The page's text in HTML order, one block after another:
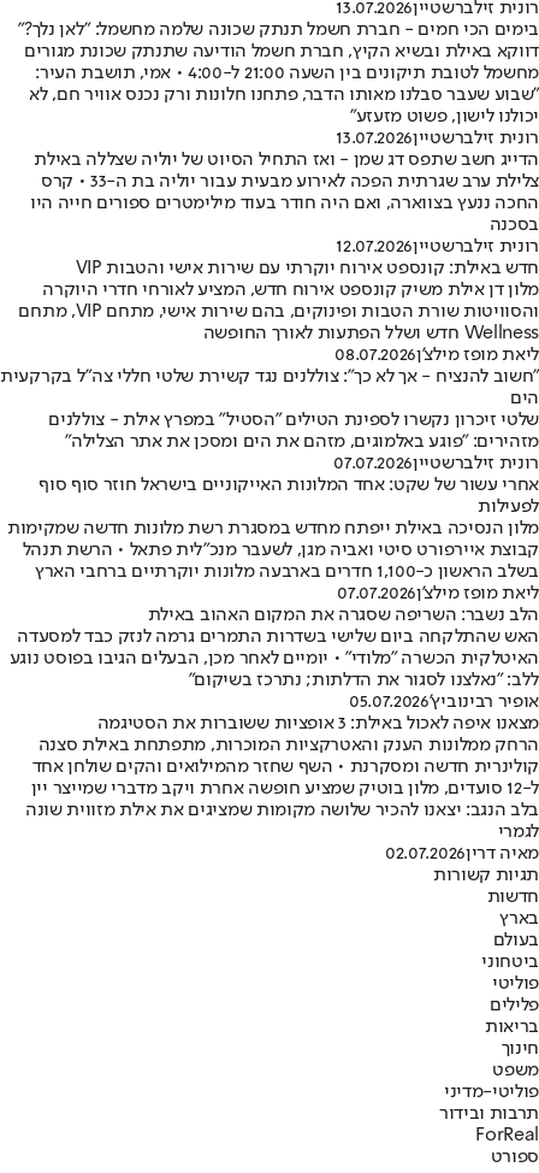
רונית זילברשטיין13.07.2026
בימים הכי חמים - חברת חשמל תנתק שכונה שלמה מחשמל: "לאן נלך?"
דווקא באילת ובשיא הקיץ, חברת חשמל הודיעה שתנתק שכונת מגורים
מחשמל לטובת תיקונים בין השעה 21:00 ל-4:00 • אמי, תושבת העיר:
"שבוע שעבר סבלנו מאותו הדבר, פתחנו חלונות ורק נכנס אוויר חם, לא
יכולנו לישון, פשוט מזעזע"
רונית זילברשטיין13.07.2026
הדייג חשב שתפס דג שמן - ואז התחיל הסיוט של יוליה שצללה באילת
צלילת ערב שגרתית הפכה לאירוע מבעית עבור יוליה בת ה-33 • קרס
החכה ננעץ בצווארה, ואם היה חודר בעוד מילימטרים ספורים חייה היו
בסכנה
רונית זילברשטיין12.07.2026
חדש באילת: קונספט אירוח יוקרתי עם שירות אישי והטבות VIP
מלון דן אילת משיק קונספט אירוח חדש, המציע לאורחי חדרי היוקרה
והסוויטות שורת הטבות ופינוקים, בהם שירות אישי, מתחם VIP, מתחם
Wellness חדש ושלל הפתעות לאורך החופשה
ליאת מופז מילצ'ן08.07.2026
"חשוב להנציח - אך לא כך": צוללנים נגד קשירת שלטי חללי צה"ל בקרקעית
הים
שלטי זיכרון נקשרו לספינת הטילים "הסטיל" במפרץ אילת - צוללנים
מזהירים: "פוגע באלמוגים, מזהם את הים ומסכן את אתר הצלילה"
רונית זילברשטיין07.07.2026
אחרי עשור של שקט: אחד המלונות האייקוניים בישראל חוזר סוף סוף
לפעילות
מלון הנסיכה באילת ייפתח מחדש במסגרת רשת מלונות חדשה שמקימות
קבוצת איירפורט סיטי ואביה מגן, לשעבר מנכ"לית פתאל • הרשת תנהל
בשלב הראשון כ-1,100 חדרים בארבעה מלונות יוקרתיים ברחבי הארץ
ליאת מופז מילצ'ן07.07.2026
הלב נשבר: השריפה שסגרה את המקום האהוב באילת
האש שהתלקחה ביום שלישי בשדרות התמרים גרמה לנזק כבד למסעדה
האיטלקית הכשרה "מלודי" • יומיים לאחר מכן, הבעלים הגיבו בפוסט נוגע
ללב: "נאלצנו לסגור את הדלתות; נתרכז בשיקום"
אופיר רבינוביץ'05.07.2026
מצאנו איפה לאכול באילת: 3 אופציות ששוברות את הסטיגמה
הרחק ממלונות הענק והאטרקציות המוכרות, מתפתחת באילת סצנה
קולינרית חדשה ומסקרנת • השף שחזר מהמילואים והקים שולחן אחד
ל-12 סועדים, מלון בוטיק שמציע חופשה אחרת ויקב מדברי שמייצר יין
בלב הנגב: יצאנו להכיר שלושה מקומות שמציגים את אילת מזווית שונה
לגמרי
מאיה דרין02.07.2026
תגיות קשורות
חדשות
בארץ
בעולם
ביטחוני
פוליטי
פלילים
בריאות
חינוך
משפט
פוליטי-מדיני
תרבות ובידור
ForReal
ספורט